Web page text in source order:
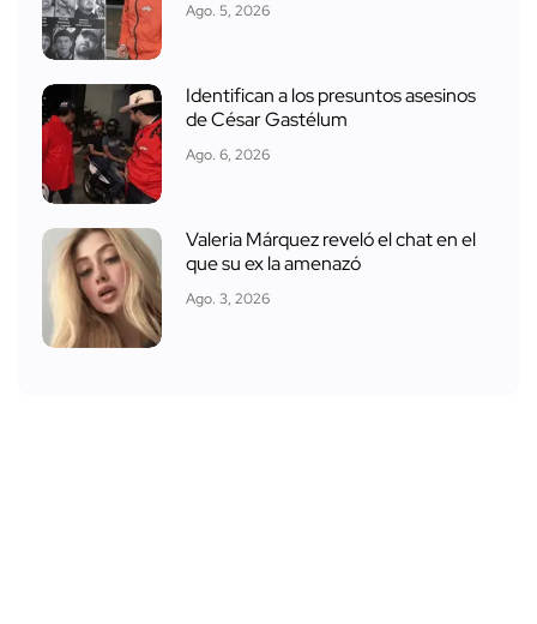
Ago. 5, 2026
Identifican a los presuntos asesinos
de César Gastélum
Ago. 6, 2026
Valeria Márquez reveló el chat en el
que su ex la amenazó
Ago. 3, 2026